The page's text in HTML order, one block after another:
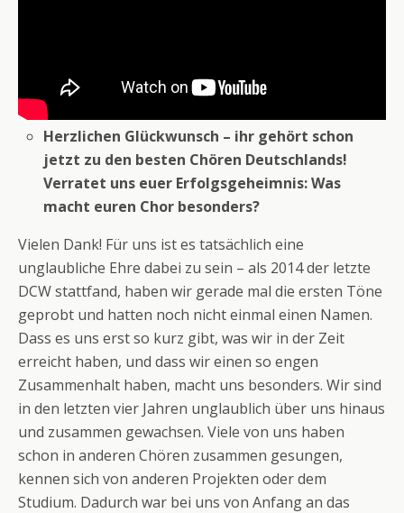
Herzlichen Glückwunsch – ihr gehört schon
jetzt zu den besten Chören Deutschlands!
Verratet uns euer Erfolgsgeheimnis: Was
macht euren Chor besonders?
Vielen Dank! Für uns ist es tatsächlich eine
unglaubliche Ehre dabei zu sein – als 2014 der letzte
DCW stattfand, haben wir gerade mal die ersten Töne
geprobt und hatten noch nicht einmal einen Namen.
Dass es uns erst so kurz gibt, was wir in der Zeit
erreicht haben, und dass wir einen so engen
Zusammenhalt haben, macht uns besonders. Wir sind
in den letzten vier Jahren unglaublich über uns hinaus
und zusammen gewachsen. Viele von uns haben
schon in anderen Chören zusammen gesungen,
kennen sich von anderen Projekten oder dem
Studium. Dadurch war bei uns von Anfang an das